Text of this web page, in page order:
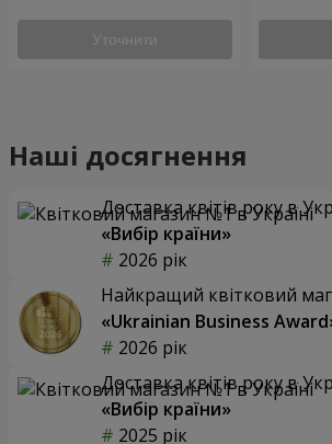
Уточнити
Наші досягнення
Доставка квітів року в
«Вибір країни»
2026 рік
Найкращий квітковий
«Ukrainian Business
2026 рік
Доставка квітів року в
«Вибір країни»
2025 рік